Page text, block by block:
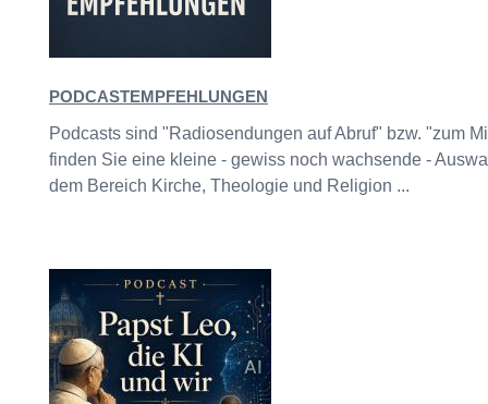
PODCASTEMPFEHLUNGEN
Podcasts sind "Radiosendungen auf Abruf" bzw. "zum
finden Sie eine kleine - gewiss noch wachsende -
dem Bereich Kirche, Theologie und Religion ...